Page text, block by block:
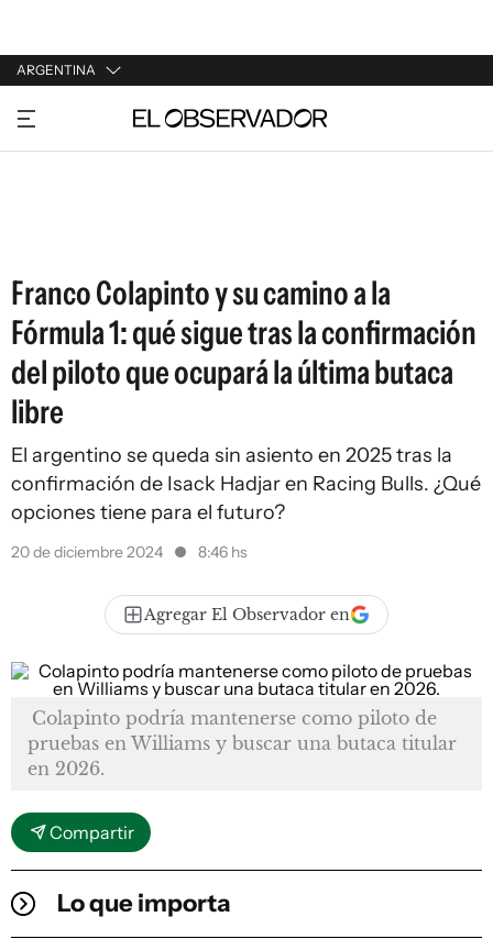
ARGENTINA
URUGUAY
ARGENTINA
Franco Colapinto y su camino a la
Fórmula 1: qué sigue tras la confirmación
del piloto que ocupará la última butaca
libre
El argentino se queda sin asiento en 2025 tras la
confirmación de Isack Hadjar en Racing Bulls. ¿Qué
opciones tiene para el futuro?
20 de diciembre 2024 8:46 hs
Agregar El Observador en
Colapinto podría mantenerse como piloto de
pruebas en Williams y buscar una butaca titular
en 2026.
Compartir
Lo que importa